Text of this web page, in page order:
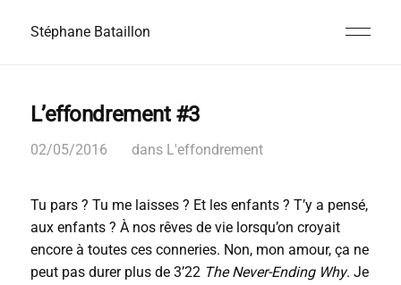
Stéphane Bataillon
L’effondrement #3
02/05/2016 dans L'effondrement
Tu pars ? Tu me laisses ? Et les enfants ? T’y a pensé,
aux enfants ? À nos rêves de vie lorsqu’on croyait
encore à toutes ces conneries. Non, mon amour, ça ne
peut pas durer plus de 3’22 The Never-Ending Why. Je